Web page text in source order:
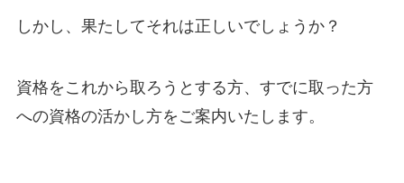
しかし、果たしてそれは正しいでしょうか？
資格をこれから取ろうとする方、すでに取った方
への資格の活かし方をご案内いたします。